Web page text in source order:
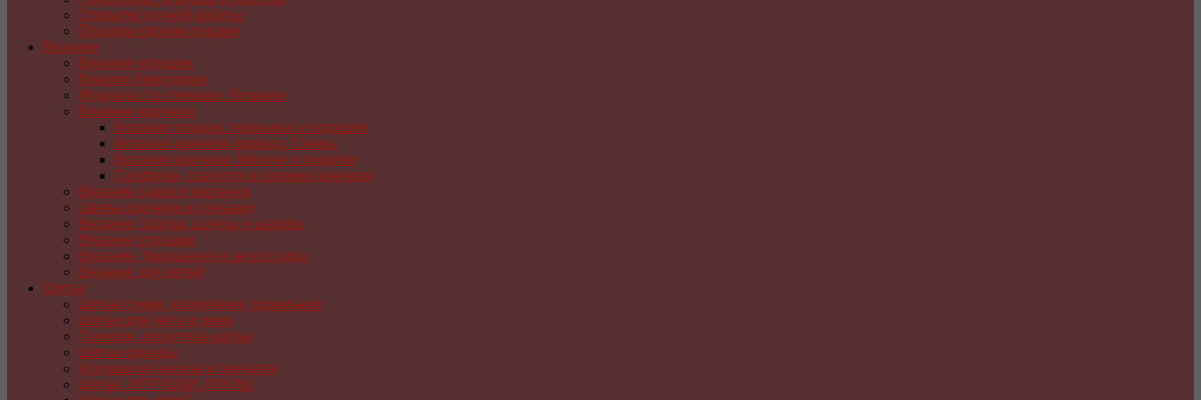
Открытки ручной работы
Подарки своими руками
Вязание
Вязание игрушек
Куколки Амигуруми
Журналы со схемами. Вязание
Вязание крючком
Вязание пледов, покрывал и подушек
Вязаная крючком одежда. Схемы
Вязание крючком. Мелочи и поделки
Салфетки, скатерти и коврики крючком
Вязание сумок и корзинок
Цветы крючком и спицами
Вязание. Шапки, шляпы и шарфы
Вязание спицами
Вязание. Украшения и аксессуары
Вязание для детей
Шитье
Шитье сумок, косметичек, кошельков
Шитье для уюта в доме
Пэчворк, лоскутное шитье
Шитье одежды
Игрушки из носков и перчаток
Шитье. ИГРУШКИ, КУКЛЫ